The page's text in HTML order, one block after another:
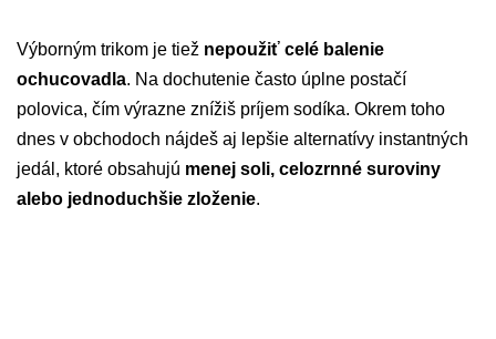
Výborným trikom je tiež nepoužiť celé balenie
ochucovadla. Na dochutenie často úplne postačí
polovica, čím výrazne znížiš príjem sodíka. Okrem toho
dnes v obchodoch nájdeš aj lepšie alternatívy instantných
jedál, ktoré obsahujú menej soli, celozrnné suroviny
alebo jednoduchšie zloženie.